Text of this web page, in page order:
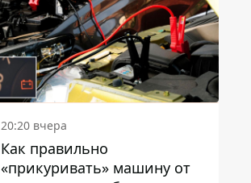
20:20 вчера
Как правильно
«прикуривать» машину от